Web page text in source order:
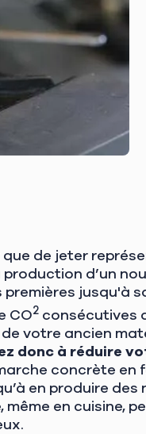
de jeter
d’un
jusqu'à
CO2 consécutives
votre ancien
donc à réduire
concrète en
en produire des
en cuisine,